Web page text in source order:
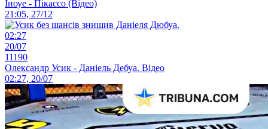
Іноуе - Пікассо (Відео)
21:05, 27/12
02:27
20/07
11190
Олександр Усик - Даніель Дебуа. Відео
02:27, 20/07